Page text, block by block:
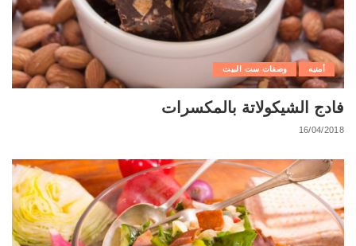
أمنيه وصفات ست البيت
فادج الشيكولاتة بالمكسرات
16/04/2018